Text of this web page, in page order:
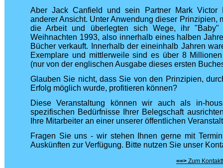
Aber Jack Canfield und sein Partner Mark Victor
anderer Ansicht. Unter Anwendung dieser Prinzipien,
die Arbeit und überlegten sich Wege, ihr "Baby"
Weihnachten 1993, also innerhalb eines halben
Bücher verkauft. Innerhalb der eineinhalb Jahren
Exemplare und mittlerweile sind es über 8
(nur von der englischen Ausgabe dieses ersten
Glauben Sie nicht, dass Sie von den Prinzipien,
Erfolg möglich wurde, profitieren können?
Diese Veranstaltung können wir auch als in-
spezifischen Bedürfnisse Ihrer Belegschaft
Ihre Mitarbeiter an einer unserer öffentlichen
Fragen Sie uns - wir stehen Ihnen gerne mit
Auskünften zur Verfügung. Bitte nutzen Sie unser
==> Zum